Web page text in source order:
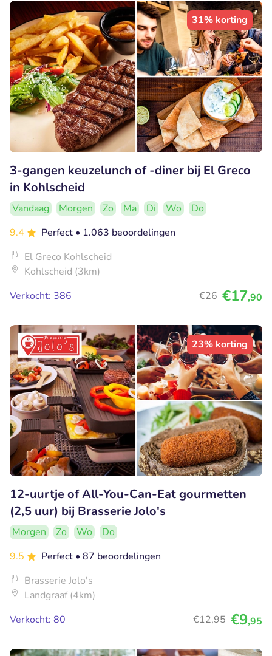
31% korting
3-gangen keuzelunch of -diner bij El Greco
in Kohlscheid
Vandaag Morgen Zo Ma Di Wo
Do
9.4
Perfect • 1.063 beoordelingen
El Greco Kohlscheid
Kohlscheid (3km)
Verkocht: 386
€26 €17,90
23% korting
12-uurtje of All-You-Can-Eat gourmetten
(2,5 uur) bij Brasserie Jolo's
Morgen Zo Wo
Do
9.5
Perfect • 87 beoordelingen
Brasserie Jolo's
Landgraaf (4km)
Verkocht: 80
€12,95 €9,95